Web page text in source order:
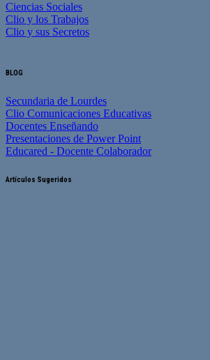
Ciencias Sociales
Clio y los Trabajos
Clio y sus Secretos
BLOG
Secundaria de Lourdes
Clio Comunicaciones Educativas
Docentes Enseñando
Presentaciones de Power Point
Educared - Docente Colaborador
Artículos Sugeridos